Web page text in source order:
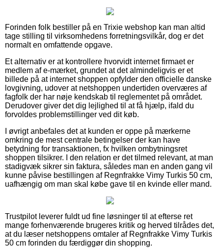
Forinden folk bestiller på en Trixie webshop kan man altid
tage stilling til virksomhedens forretningsvilkår, dog er det
normalt en omfattende opgave.
Et alternativ er at kontrollere hvorvidt internet firmaet er
medlem af e-mærket, grundet at det almindeligvis er et
billede på at internet shoppen opfylder den officielle danske
lovgivning, udover at netshoppen undertiden overværes af
fagfolk der har nøje kendskab til reglementet på området.
Derudover giver det dig lejlighed til at få hjælp, ifald du
forvoldes problemstillinger ved dit køb.
I øvrigt anbefales det at kunden er oppe på mærkerne
omkring de mest centrale betingelser der kan have
betydning for transaktionen, fx hvilken ombytningsret
shoppen tilsikrer. I den relation er det tilmed relevant, at man
stadigvæk sikrer sin faktura, således man en anden gang vil
kunne påvise bestillingen af Regnfrakke Vimy Turkis 50 cm,
uafhængig om man skal købe gave til en kvinde eller mand.
Trustpilot leverer fuldt ud fine løsninger til at efterse ret
mange forhenværende brugeres kritik og herved tilrådes det,
at du læser netshoppens omtaler af Regnfrakke Vimy Turkis
50 cm forinden du færdiggør din shopping.